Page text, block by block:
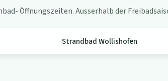
Öffnungszeiten. Ausserhalb der
Strandbad Wollishofen